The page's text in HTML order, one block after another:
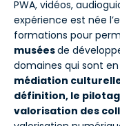
PWA, vidéos,
expérience est née
formations pour
muséesde
domaines qui sont
médiation
définition, le
valorisation des